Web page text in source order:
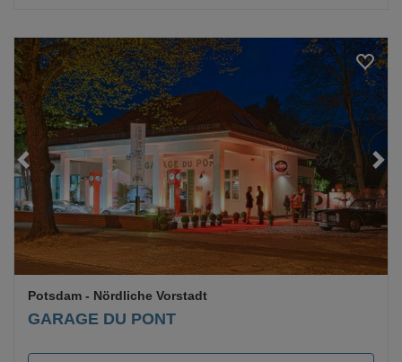
Loading...
GARAGE DU PONT
Potsdam - Nördliche Vorstadt